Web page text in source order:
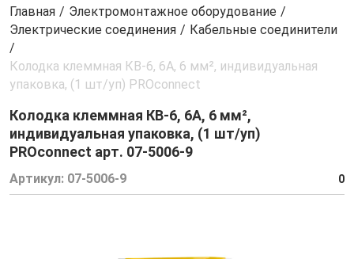
Главная / Электромонтажное оборудование /
Электрические соединения / Кабельные соединители
/
Колодка клеммная КВ-6, 6А, 6 мм², индивидуальная
упаковка, (1 шт/уп) PROconnect
Колодка клеммная КВ-6, 6А, 6 мм²,
индивидуальная упаковка, (1 шт/уп)
PROconnect арт. 07-5006-9
Артикул: 07-5006-9 0